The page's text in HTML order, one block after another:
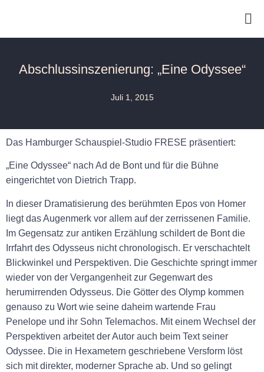
Abschlussinszenierung: „Eine Odyssee“
Juli 1, 2015
Das Hamburger Schauspiel-Studio FRESE präsentiert:
„Eine Odyssee“ nach Ad de Bont und für die Bühne
eingerichtet von Dietrich Trapp.
In dieser Dramatisierung des berühmten Epos von Homer
liegt das Augenmerk vor allem auf der zerrissenen Familie.
Im Gegensatz zur antiken Erzählung schildert de Bont die
Irrfahrt des Odysseus nicht chronologisch. Er verschachtelt
Blickwinkel und Perspektiven. Die Geschichte springt immer
wieder von der Vergangenheit zur Gegenwart des
herumirrenden Odysseus. Die Götter des Olymp kommen
genauso zu Wort wie seine daheim wartende Frau
Penelope und ihr Sohn Telemachos. Mit einem Wechsel der
Perspektiven arbeitet der Autor auch beim Text seiner
Odyssee. Die in Hexametern geschriebene Versform löst
sich mit direkter, moderner Sprache ab. Und so gelingt